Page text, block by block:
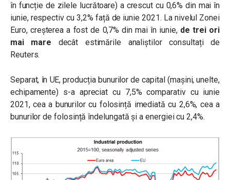
în funcție de zilele lucrătoare) a crescut cu 0,6% din mai în
iunie, respectiv cu 3,2% față de iunie 2021. La nivelul Zonei
Euro, creșterea a fost de 0,7% din mai în iunie, de trei ori
mai mare decât estimările analiștilor consultați de
Reuters.
Separat, în UE, producția bunurilor de capital (mașini, unelte,
echipamente) s-a apreciat cu 7,5% comparativ cu iunie
2021, cea a bunurilor cu folosință imediată cu 2,6%, cea a
bunurilor de folosință îndelungată și a energiei cu 2,4%.